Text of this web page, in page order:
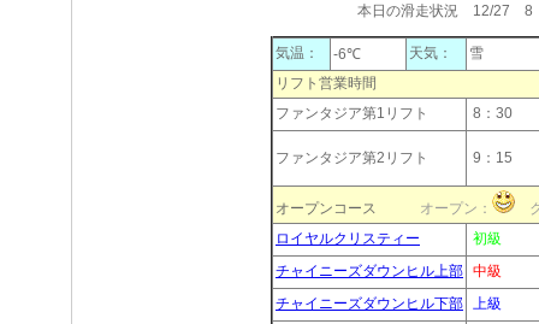
本日の滑走状況 12/27 8
気温： -6℃ 天気：
雪
リフト営業時間
ファンタジア第1リフト
8：30
ファンタジア第2リフト 9：15
オープンコース オープン：
ロイヤルクリスティー
初級
チャイニーズダウンヒル上部 中級
チャイニーズダウンヒル下部 上級